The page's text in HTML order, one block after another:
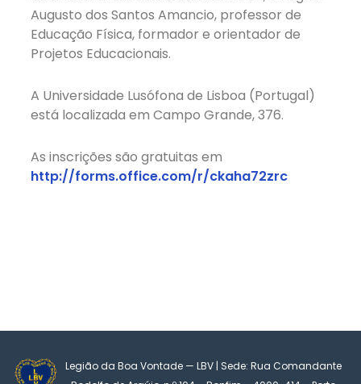
Augusto dos Santos Amancio, professor de
Educação Física, formador e orientador de
Projetos Educacionais.
A Universidade Lusófona de Lisboa (Portugal)
está localizada em Campo Grande, 376.
As inscrições são gratuitas em
http://forms.office.com/r/ckaha72zrc
Legião da Boa Vontade — LBV | Sede: Rua Comandante